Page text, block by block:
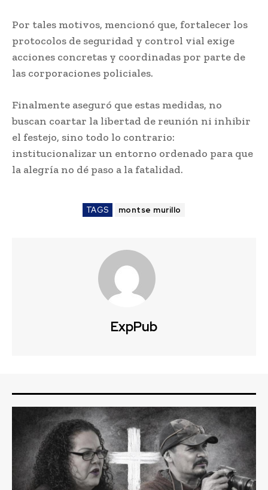
Por tales motivos, mencionó que, fortalecer los
protocolos de seguridad y control vial exige
acciones concretas y coordinadas por parte de
las corporaciones policiales.
Finalmente aseguró que estas medidas, no
buscan coartar la libertad de reunión ni inhibir
el festejo, sino todo lo contrario:
institucionalizar un entorno ordenado para que
la alegría no dé paso a la fatalidad.
TAGS montse murillo
ExpPub